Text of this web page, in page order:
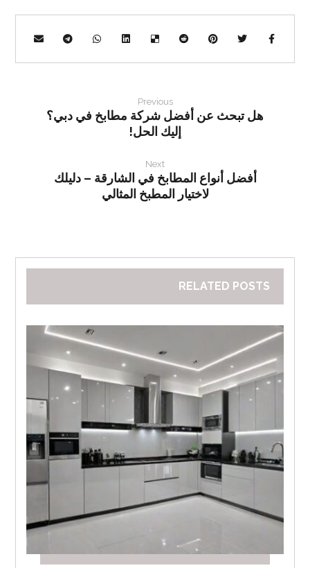
Previous
هل تبحث عن أفضل شركة مطابخ في دبي؟
إليك الحل!
Next
أفضل أنواع المطابخ في الشارقة – دليلك
لاختيار المطبخ المثالي
RELATED POSTS